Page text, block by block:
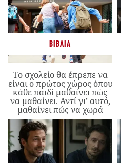
ΒΙΒΛΊΑ
Το σχολείο θα έπρεπε να
είναι ο πρώτος χώρος όπου
κάθε παιδί μαθαίνει πώς
να μαθαίνει. Αντί γι’ αυτό,
μαθαίνει πώς να χωρά